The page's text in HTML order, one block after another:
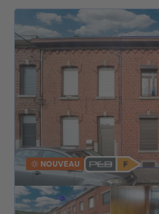
NOUVEAU